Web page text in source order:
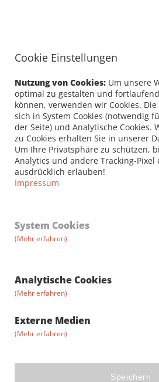
Cookie Einstellungen
Nutzung von Cookies: Um unsere
optimal zu gestalten und
können, verwenden wir Cookies.
sich in System Cookies (notwendig
der Seite) und Analytische Cookies.
zu Cookies erhalten Sie in unserer
Um Ihre Privatsphäre zu schützen,
Analytics und andere Tracking-Pixel
ausdrücklich erlauben!
Impressum
System Cookies
(Mehr erfahren)
Analytische Cookies
(Mehr erfahren)
Externe Medien
(Mehr erfahren)
Speichern
Seminarbuchung
PERSÖNLICHE DATEN /
Firma
Vorname *
Stadt *